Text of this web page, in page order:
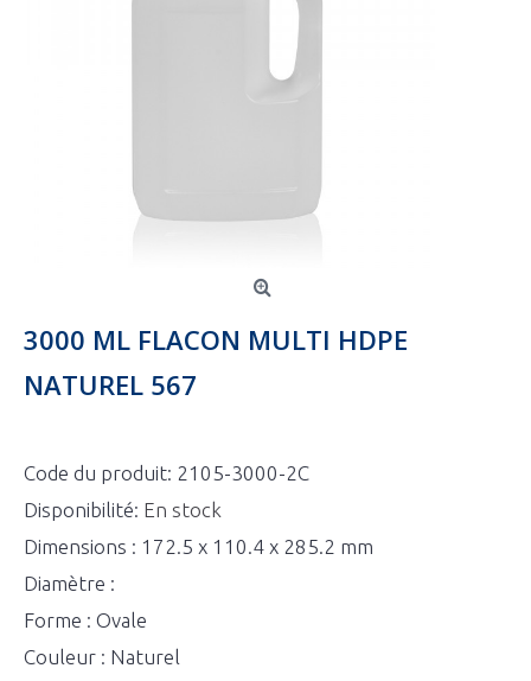
3000 ML FLACON MULTI HDPE
NATUREL 567
Code du produit: 2105-3000-2C
Disponibilité: En stock
Dimensions : 172.5 x 110.4 x 285.2 mm
Diamètre :
Forme : Ovale
Couleur : Naturel